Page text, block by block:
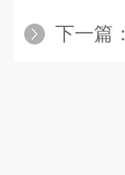
下一篇：